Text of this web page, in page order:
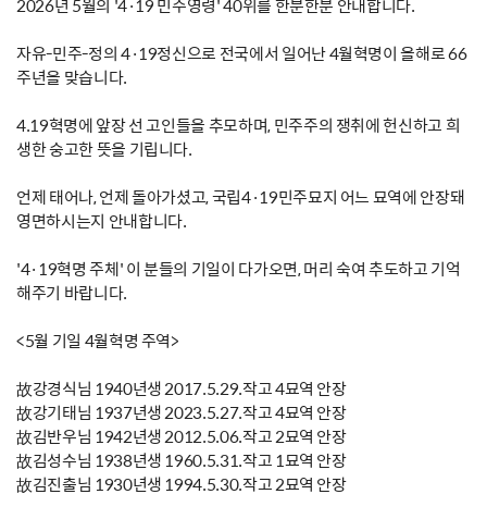
2026년 5월의 '4·19 민주영령' 40위를 한분한분 안내합니다.
자유-민주-정의 4·19정신으로 전국에서 일어난 4월혁명이 올해로 66
주년을 맞습니다.
4.19혁명에 앞장 선 고인들을 추모하며, 민주주의 쟁취에 헌신하고 희
생한 숭고한 뜻을 기립니다.
언제 태어나, 언제 돌아가셨고, 국립4·19민주묘지 어느 묘역에 안장돼
영면하시는지 안내합니다.
'4·19혁명 주체' 이 분들의 기일이 다가오면, 머리 숙여 추도하고 기억
해주기 바랍니다.
<5월 기일 4월혁명 주역>
故강경식님 1940년생 2017.5.29.작고 4묘역 안장
故강기태님 1937년생 2023.5.27.작고 4묘역 안장
故김반우님 1942년생 2012.5.06.작고 2묘역 안장
故김성수님 1938년생 1960.5.31.작고 1묘역 안장
故김진출님 1930년생 1994.5.30.작고 2묘역 안장